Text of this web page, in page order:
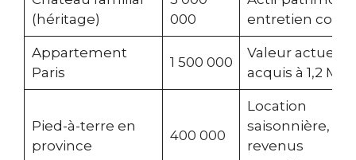
(héritage)
000
entretien
Appartement
Paris
1 500 000
Valeur actuelle,
acquis à 1,2 M€
Pied-à-terre en
province
400 000
Location
saisonnière,
revenus